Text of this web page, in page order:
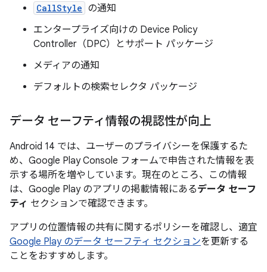
CallStyle の通知
エンタープライズ向けの Device Policy
Controller（DPC）とサポート パッケージ
メディアの通知
デフォルトの検索セレクタ パッケージ
データ セーフティ情報の視認性が向上
Android 14 では、ユーザーのプライバシーを保護するた
め、Google Play Console フォームで申告された情報を表
示する場所を増やしています。現在のところ、この情報
は、Google Play のアプリの掲載情報にあるデータ セーフ
ティ セクションで確認できます。
アプリの位置情報の共有に関するポリシーを確認し、適宜
Google Play のデータ セーフティ セクションを更新する
ことをおすすめします。